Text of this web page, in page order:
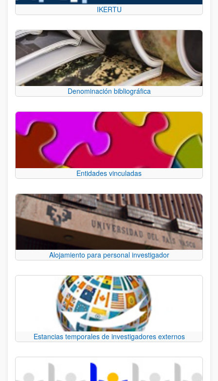
IKERTU
Denominación bibliográfica
Entidades vinculadas
Alojamiento para personal investigador
Estancias temporales de investigadores externos